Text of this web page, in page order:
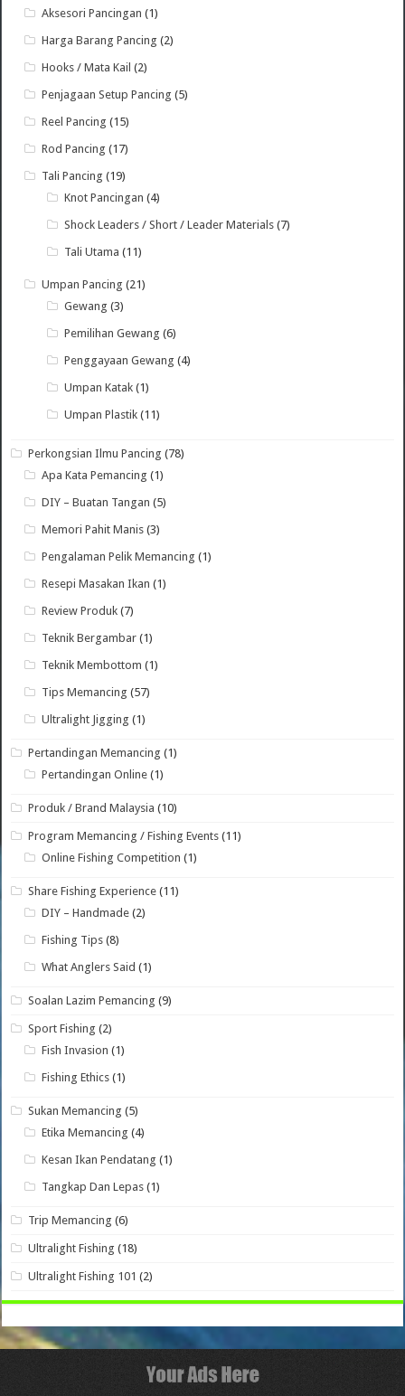
Aksesori Pancingan (1)
Harga Barang Pancing (2)
Hooks / Mata Kail (2)
Penjagaan Setup Pancing (5)
Reel Pancing (15)
Rod Pancing (17)
Tali Pancing (19)
Knot Pancingan (4)
Shock Leaders / Short / Leader Materials (7)
Tali Utama (11)
Umpan Pancing (21)
Gewang (3)
Pemilihan Gewang (6)
Penggayaan Gewang (4)
Umpan Katak (1)
Umpan Plastik (11)
Perkongsian Ilmu Pancing (78)
Apa Kata Pemancing (1)
DIY – Buatan Tangan (5)
Memori Pahit Manis (3)
Pengalaman Pelik Memancing (1)
Resepi Masakan Ikan (1)
Review Produk (7)
Teknik Bergambar (1)
Teknik Membottom (1)
Tips Memancing (57)
Ultralight Jigging (1)
Pertandingan Memancing (1)
Pertandingan Online (1)
Produk / Brand Malaysia (10)
Program Memancing / Fishing Events (11)
Online Fishing Competition (1)
Share Fishing Experience (11)
DIY – Handmade (2)
Fishing Tips (8)
What Anglers Said (1)
Soalan Lazim Pemancing (9)
Sport Fishing (2)
Fish Invasion (1)
Fishing Ethics (1)
Sukan Memancing (5)
Etika Memancing (4)
Kesan Ikan Pendatang (1)
Tangkap Dan Lepas (1)
Trip Memancing (6)
Ultralight Fishing (18)
Ultralight Fishing 101 (2)